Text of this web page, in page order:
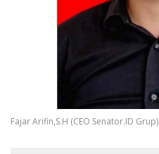
Fajar Arifin,S.H (CEO Senator.ID Grup)